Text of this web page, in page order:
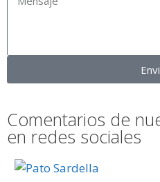
Comentarios de
en redes sociales